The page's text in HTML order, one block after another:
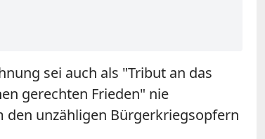
sei auch als "Tribut an das
gerechten Frieden" nie
den unzähligen Bürgerkriegsopfern